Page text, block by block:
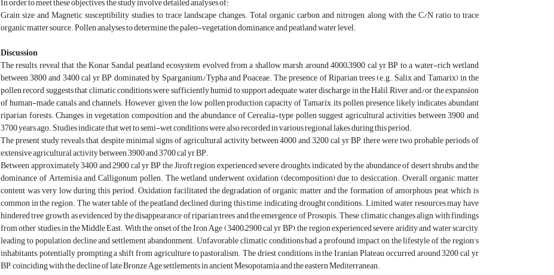
Grain size and Magnetic susceptibility studies to trace landscape changes. Total organic carbon and nitrogen, along with the C/N ratio to trace
organic matter source. Pollen analyses to determine the paleo-vegetation dominance and peatland water level.
Discussion
The results reveal that the Konar Sandal peatland ecosystem evolved from a shallow marsh around 4000–3900 cal yr BP to a water-rich wetland
between 3800 and 3400 cal yr BP, dominated by Sparganium/Typha and Poaceae. The presence of Riparian trees (e.g., Salix and Tamarix) in the
pollen record suggests that climatic conditions were sufficiently humid to support adequate water discharge in the Halil River and/or the expansion
of human-made canals and channels. However, given the low pollen production capacity of Tamarix, its pollen presence likely indicates abundant
riparian forests. Changes in vegetation composition and the abundance of Cerealia-type pollen suggest agricultural activities between 3900 and
3700 years ago. Studies indicate that wet to semi-wet conditions were also recorded in various regional lakes during this period.
The present study reveals that, despite minimal signs of agricultural activity between 4000 and 3200 cal yr BP, there were two probable periods of
extensive agricultural activity between 3900 and 3700 cal yr BP.
Between approximately 3400 and 2900 cal yr BP, the Jiroft region experienced severe droughts, indicated by the abundance of desert shrubs and the
dominance of Artemisia and Calligonum pollen. The wetland underwent oxidation (decomposition) due to desiccation. Overall, organic matter
content was very low during this period. Oxidation facilitated the degradation of organic matter and the formation of amorphous peat, which is
common in the region. The water table of the peatland declined during this time, indicating drought conditions. Limited water resources may have
hindered tree growth, as evidenced by the disappearance of riparian trees and the emergence of Prosopis. These climatic changes align with findings
from other studies in the Middle East. With the onset of the Iron Age (3400–2900 cal yr BP), the region experienced severe aridity and water scarcity,
leading to population decline and settlement abandonment. Unfavorable climatic conditions had a profound impact on the lifestyle of the region’s
inhabitants, potentially prompting a shift from agriculture to pastoralism. The driest conditions in the Iranian Plateau occurred around 3200 cal yr
BP, coinciding with the decline of late Bronze Age settlements in ancient Mesopotamia and the eastern Mediterranean.